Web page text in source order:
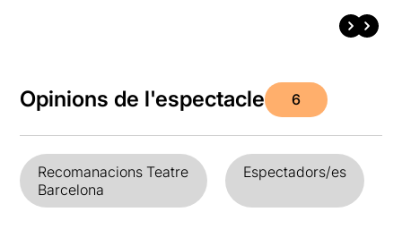
Opinions de l'espectacle 6
Recomanacions Teatre
Barcelona
Espectadors/es